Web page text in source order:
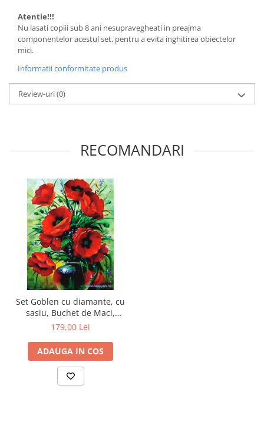
Atentie!!!
Nu lasati copiii sub 8 ani nesupravegheati in preajma
componentelor acestul set, pentru a evita inghitirea obiectelor
mici.
Informatii conformitate produs
Review-uri(0)
RECOMANDARI
Set Goblen cu diamante, cu
sasiu, Buchet de Maci,
40x50 cm, 27 culori
179,00 Lei
ADAUGA IN COS